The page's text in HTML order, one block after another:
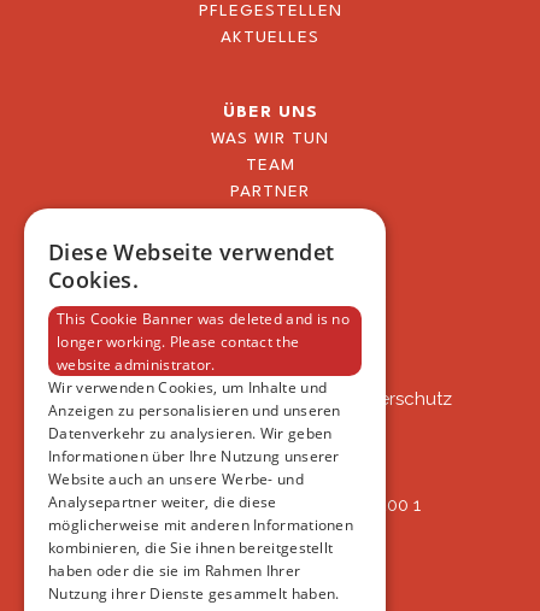
PFLEGESTELLEN
AKTUELLES
ÜBER UNS
WAS WIR TUN
TEAM
PARTNER
FAQ
VSAT
VSAT - Verein Schweizer Auslandtierschutz
Oberlangnauerstrasse 13b
9562 Märwil
IBAN: CH82 00 78 4297 8786 7200 1
ERREICHBAR
AB 17:45
+41 44 594 66 25
Diese Webseite verwendet
Cookies.
This Cookie Banner was deleted and is no
longer working. Please contact the
website administrator.
Wir verwenden Cookies, um Inhalte und
Anzeigen zu personalisieren und unseren
Datenverkehr zu analysieren. Wir geben
Informationen über Ihre Nutzung unserer
Website auch an unsere Werbe- und
Analysepartner weiter, die diese
möglicherweise mit anderen Informationen
kombinieren, die Sie ihnen bereitgestellt
haben oder die sie im Rahmen Ihrer
Nutzung ihrer Dienste gesammelt haben.